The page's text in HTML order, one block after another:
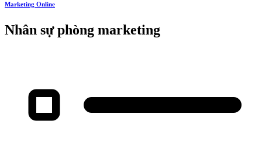
Marketing Online
Nhân sự phòng marketing